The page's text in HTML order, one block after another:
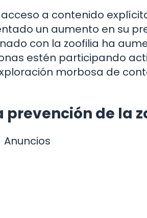
a contenido
un aumento en su
con la zoofilia ha
estén participando
morbosa de
prevención de la
Anuncios